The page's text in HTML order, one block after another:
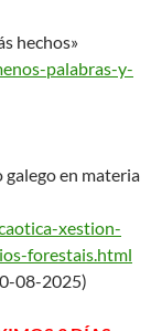
hechos»
palabras-y-
galego en materia
xestion-
forestais.html
08-2025)